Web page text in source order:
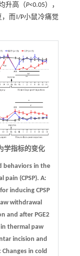
升高（P<0.05），
，而I/P小鼠冷痛觉
学指标的变化
behaviors in the
pain (CPSP). A:
inducing CPSP
withdrawal
and after PGE2
in thermal paw
incision and
: Changes in cold